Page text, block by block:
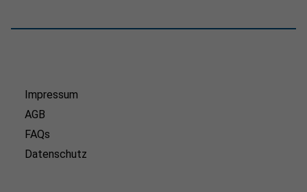
Impressum
AGB
FAQs
Datenschutz